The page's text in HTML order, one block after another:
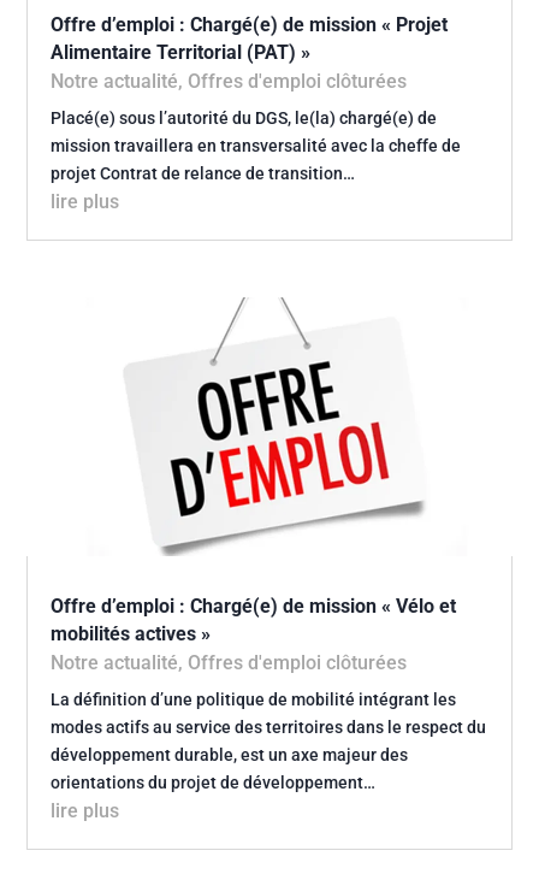
Offre d’emploi : Chargé(e) de mission « Projet
Alimentaire Territorial (PAT) »
Notre actualité, Offres d'emploi clôturées
Placé(e) sous l’autorité du DGS, le(la) chargé(e) de
mission travaillera en transversalité avec la cheffe de
projet Contrat de relance de transition…
lire plus
Offre d’emploi : Chargé(e) de mission « Vélo et
mobilités actives »
Notre actualité, Offres d'emploi clôturées
La définition d’une politique de mobilité intégrant les
modes actifs au service des territoires dans le respect du
développement durable, est un axe majeur des
orientations du projet de développement…
lire plus